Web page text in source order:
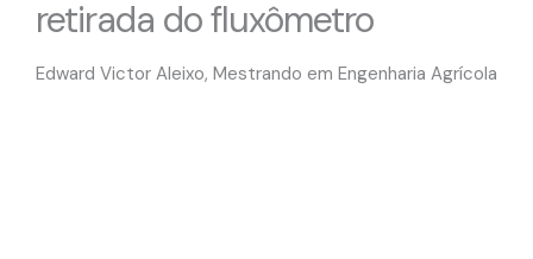
retirada do fluxômetro
Edward Victor Aleixo, Mestrando em Engenharia Agrícola